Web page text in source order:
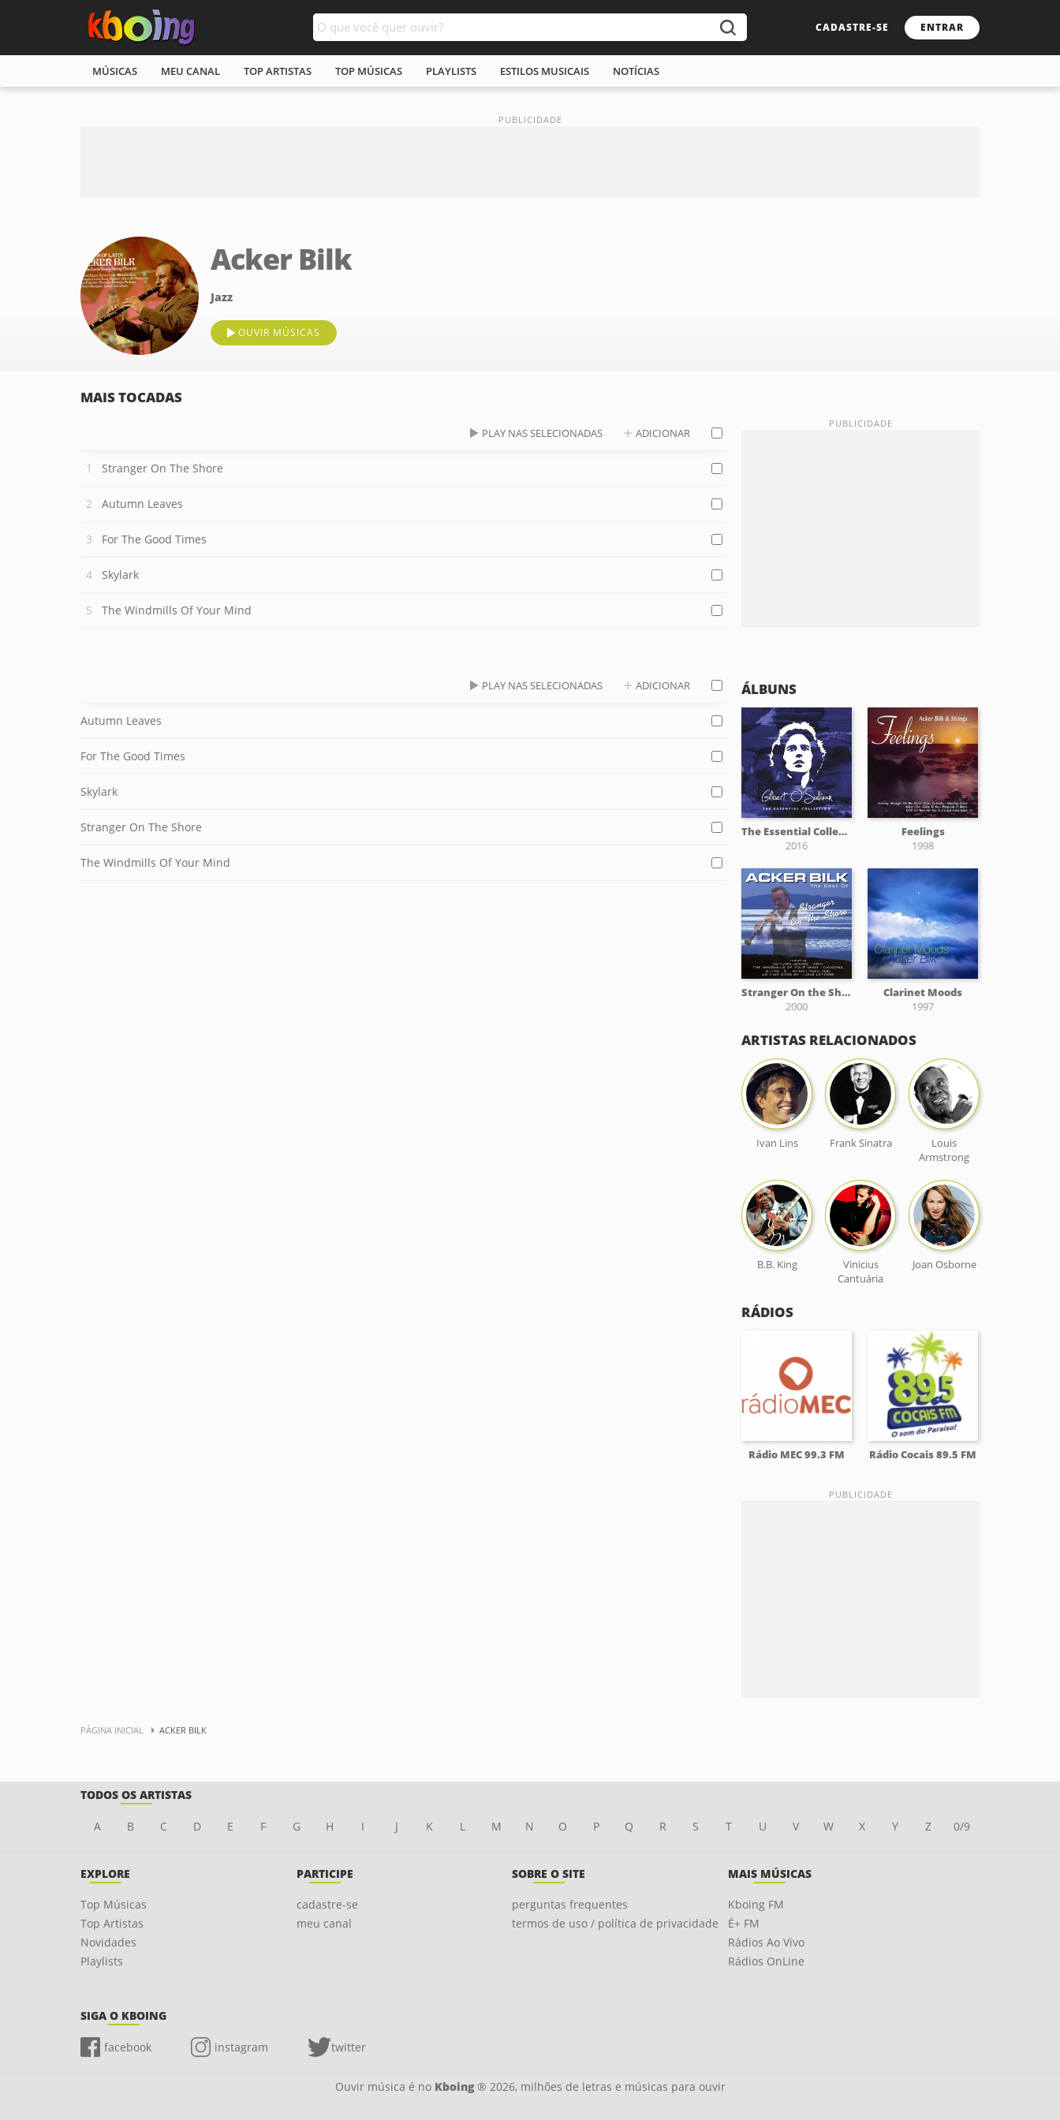
CADASTRE-SE ENTRAR
MÚSICAS MEU CANAL TOP ARTISTAS TOP MÚSICAS PLAYLISTS ESTILOS MUSICAIS NOTÍCIAS
Acker Bilk
Jazz
OUVIR MÚSICAS
MAIS TOCADAS
PLAY NAS SELECIONADAS ADICIONAR
Stranger On The Shore
Autumn Leaves
For The Good Times
Skylark
The Windmills Of Your Mind
PLAY NAS SELECIONADAS ADICIONAR
Autumn Leaves
For The Good Times
Skylark
Stranger On The Shore
The Windmills Of Your Mind
ÁLBUNS
The Essential Collection
2016
Feelings
1998
Stranger On the Shore: The Best of Acker Bilk
2000
Clarinet Moods
1997
ARTISTAS RELACIONADOS
Ivan Lins Frank Sinatra
Louis
Armstrong
B.B. King
Vinicius
Cantuária
Joan Osborne
RÁDIOS
Rádio MEC 99.3 FM Rádio Cocais 89.5 FM
PÁGINA INICIAL ACKER BILK
TODOS OS ARTISTAS
A B C D E F G H I J K L M N O P Q R S T U V W X Y Z 0/9
EXPLORE
Top Músicas
Top Artistas
Novidades
Playlists
PARTICIPE
cadastre-se
meu canal
SOBRE O SITE
perguntas frequentes
termos de uso / política de privacidade
MAIS MÚSICAS
Kboing FM
É+ FM
Rádios Ao Vivo
Rádios OnLine
SIGA O KBOING
facebook instagram twitter
Ouvir música é no Kboing® 2026, milhões de letras e músicas para ouvir